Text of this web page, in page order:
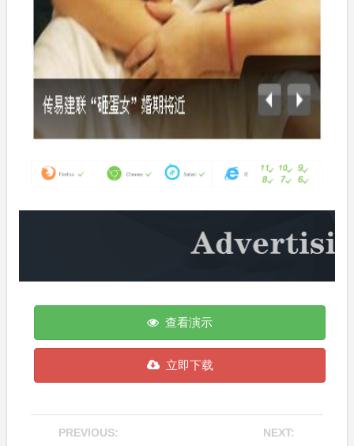
查看演示
立即下载
PREVIOUS: NEXT: